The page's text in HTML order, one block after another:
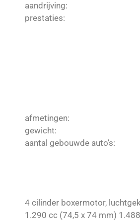
aandrijving:
prestaties:
afmetingen:
gewicht:
aantal gebouwde auto’s:
4 cilinder boxermotor,
1.290 cc (74,5 x 74 mm)